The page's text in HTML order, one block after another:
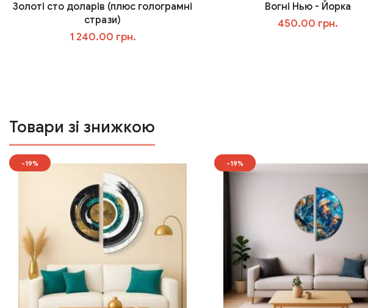
Золоті сто доларів (плюс голограмні
стрази)
1 240.00 грн.
Вогні Нью - Йорка
450.00 грн.
Товари зі знижкою
-19% -19%